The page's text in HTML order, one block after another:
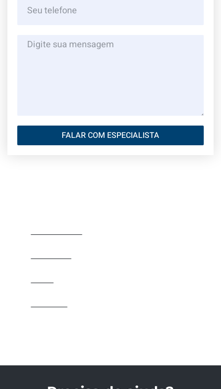
FALAR COM ESPECIALISTA